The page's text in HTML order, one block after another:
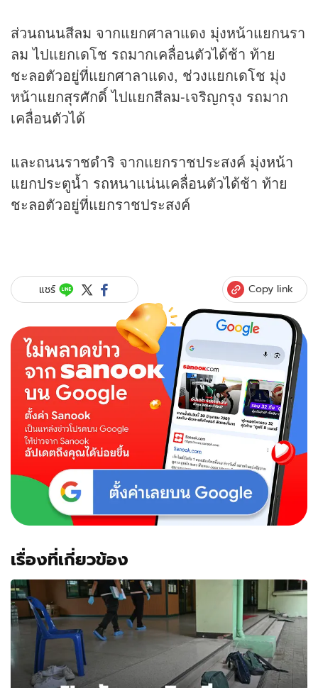
ส่วนถนนสีลม จากแยกศาลาแดง มุ่งหน้าแยกนรา
ลม ไปแยกเดโช รถมากเคลื่อนตัวได้ช้า ท้าย
ชะลอตัวอยู่ที่แยกศาลาแดง, ช่วงแยกเดโช มุ่ง
หน้าแยกสุรศักดิ์ ไปแยกสีลม-เจริญกรุง รถมาก
เคลื่อนตัวได้
และถนนราชดำริ จากแยกราชประสงค์ มุ่งหน้า
แยกประตูน้ำ รถหนาแน่นเคลื่อนตัวได้ช้า ท้าย
ชะลอตัวอยู่ที่แยกราชประสงค์
แชร์ Copy link
เรื่องที่เกี่ยวข้อง